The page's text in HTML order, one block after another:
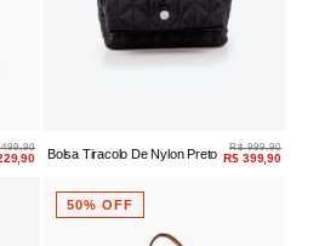
Bolsa Tiracolo De Nylon Preto R$ 999,90
R$ 399,90
50% OFF